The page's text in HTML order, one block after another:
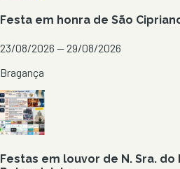
Festa em honra de São
23/08/2026 — 29/08/2026
Bragança
Festas em louvor de N. Sra. do